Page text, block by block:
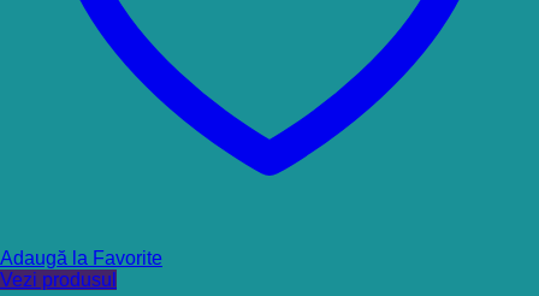
Adaugă la Favorite
Vezi produsul